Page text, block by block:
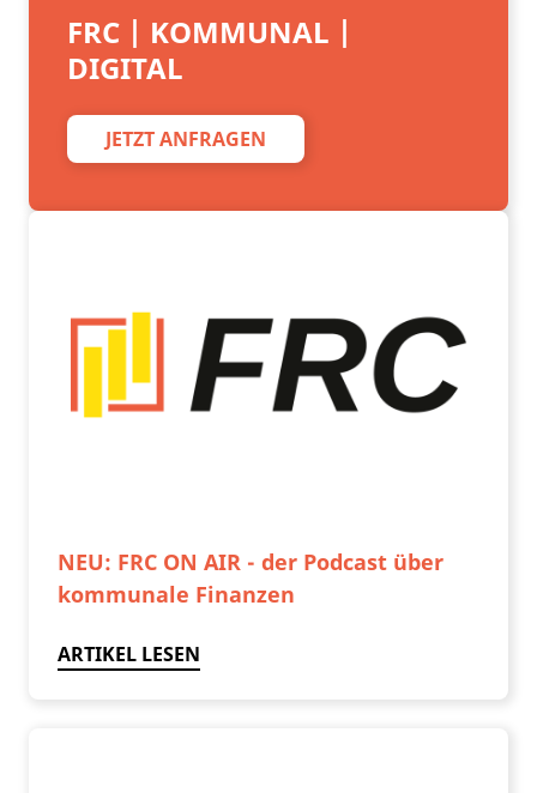
FRC | KOMMUNAL |
DIGITAL
JETZT ANFRAGEN
NEU: FRC ON AIR - der Podcast über
kommunale Finanzen
ARTIKEL LESEN